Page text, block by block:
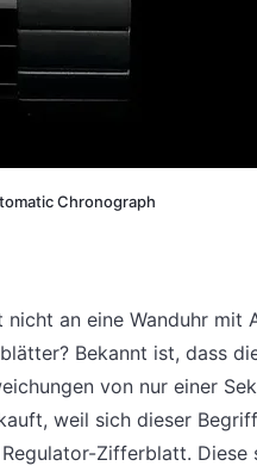
Chronograph
an eine Wanduhr mit
Bekannt ist, dass
von nur einer
weil sich dieser
Zifferblatt. Diese